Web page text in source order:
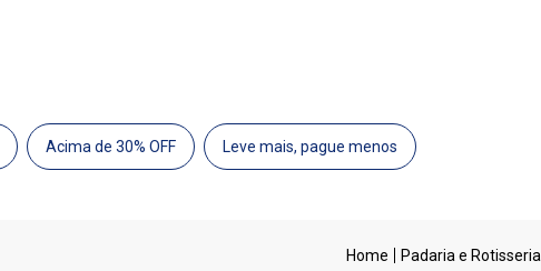
Acima de 30% OFF Leve mais, pague menos
Padaria e Rotisseria